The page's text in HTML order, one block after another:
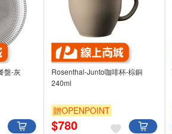
盤-灰
Rosenthal-Junto咖啡杯-棕銅
240ml
贈OPENPOINT
$780